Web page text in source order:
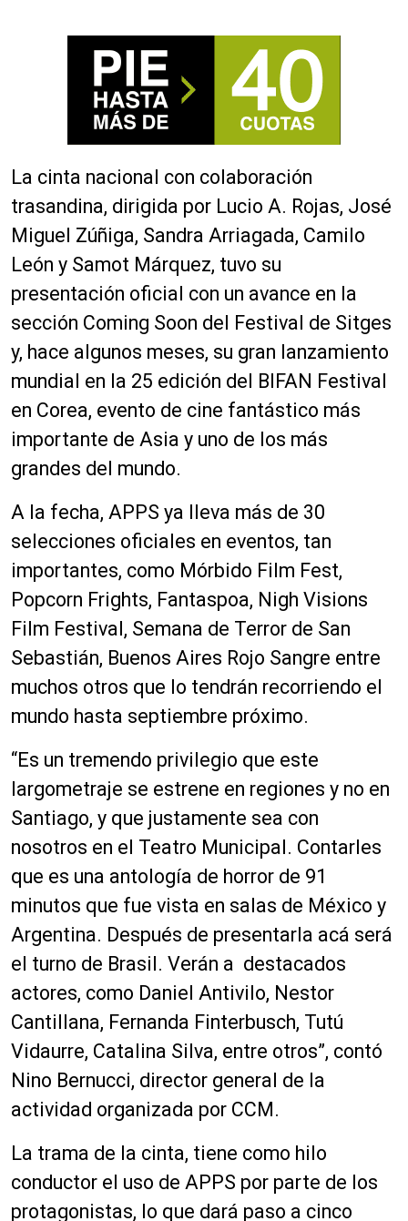
La cinta nacional con colaboración
trasandina, dirigida por Lucio A. Rojas, José
Miguel Zúñiga, Sandra Arriagada, Camilo
León y Samot Márquez, tuvo su
presentación oficial con un avance en la
sección Coming Soon del Festival de Sitges
y, hace algunos meses, su gran lanzamiento
mundial en la 25 edición del BIFAN Festival
en Corea, evento de cine fantástico más
importante de Asia y uno de los más
grandes del mundo.
A la fecha, APPS ya lleva más de 30
selecciones oficiales en eventos, tan
importantes, como Mórbido Film Fest,
Popcorn Frights, Fantaspoa, Nigh Visions
Film Festival, Semana de Terror de San
Sebastián, Buenos Aires Rojo Sangre entre
muchos otros que lo tendrán recorriendo el
mundo hasta septiembre próximo.
“Es un tremendo privilegio que este
largometraje se estrene en regiones y no en
Santiago, y que justamente sea con
nosotros en el Teatro Municipal. Contarles
que es una antología de horror de 91
minutos que fue vista en salas de México y
Argentina. Después de presentarla acá será
el turno de Brasil. Verán a destacados
actores, como Daniel Antivilo, Nestor
Cantillana, Fernanda Finterbusch, Tutú
Vidaurre, Catalina Silva, entre otros”, contó
Nino Bernucci, director general de la
actividad organizada por CCM.
La trama de la cinta, tiene como hilo
conductor el uso de APPS por parte de los
protagonistas, lo que dará paso a cinco